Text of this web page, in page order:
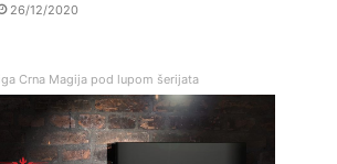
26/12/2020
Crna Magija pod lupom šerijata